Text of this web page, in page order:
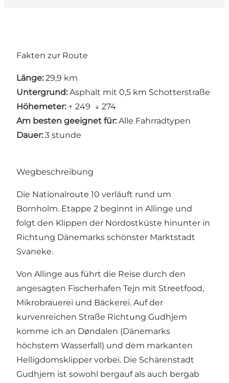
Fakten zur Route
Länge: 29,9 km
Untergrund: Asphalt mit 0,5 km Schotterstraße
Höhemeter: ↑ 249 ↓ 274
Am besten geeignet für: Alle Fahrradtypen
Dauer: 3 stunde
Wegbeschreibung
Die Nationalroute 10 verläuft rund um
Bornholm. Etappe 2 beginnt in Allinge und
folgt den Klippen der Nordostküste hinunter in
Richtung Dänemarks schönster Marktstadt
Svaneke.
Von Allinge aus führt die Reise durch den
angesagten Fischerhafen Tejn mit Streetfood,
Mikrobrauerei und Bäckerei. Auf der
kurvenreichen Straße Richtung Gudhjem
komme ich an Døndalen (Dänemarks
höchstem Wasserfall) und dem markanten
Helligdomsklipper vorbei. Die Schärenstadt
Gudhjem ist sowohl bergauf als auch bergab